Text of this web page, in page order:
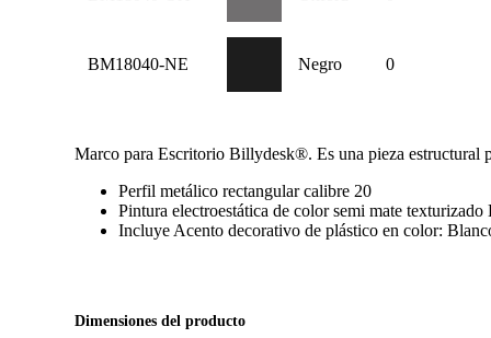
BM18040-NE Negro 0
Marco para Escritorio Billydesk®. Es una pieza estructural
Perfil metálico rectangular calibre 20
Pintura electroestática de color semi mate
Incluye Acento decorativo de plástico en color:
Dimensiones del producto